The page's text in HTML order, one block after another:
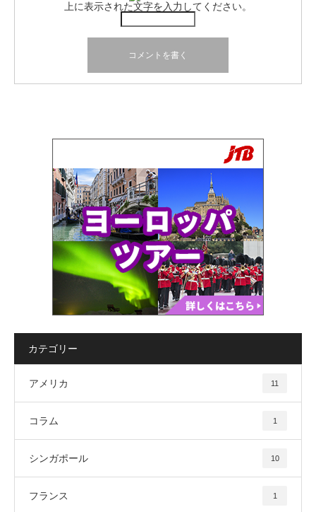
上に表示された文字を入力してください。
カテゴリー
アメリカ 11
コラム 1
シンガポール 10
フランス 1